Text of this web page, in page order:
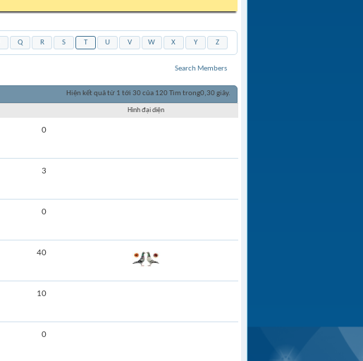
Q R S T U V W X Y Z
Search Members
Hiện kết quả từ 1 tới 30 của 120Tìm trong0,30giây.
Hình đại diện
0
3
0
40
10
0